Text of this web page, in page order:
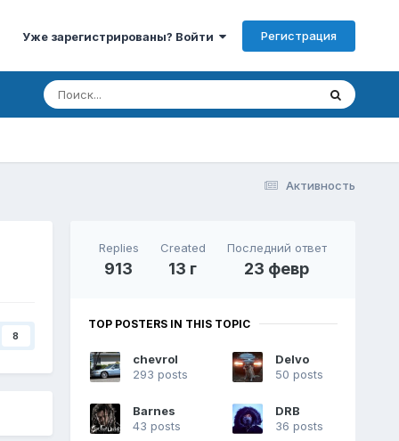
Уже зарегистрированы? Войти Регистрация
Активность
8
Replies
913
Created
13 г
Последний ответ
23 февр
TOP POSTERS IN THIS TOPIC
chevrol
293 posts
Delvo
50 posts
Barnes
43 posts
DRB
36 posts